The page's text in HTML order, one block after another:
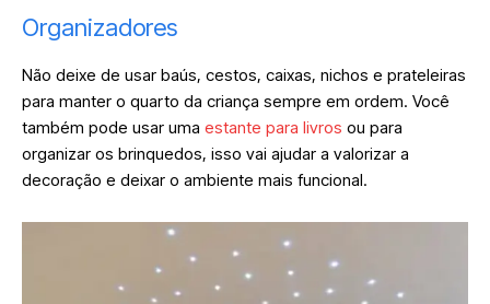
Organizadores
Não deixe de usar baús, cestos, caixas, nichos e prateleiras
para manter o quarto da criança sempre em ordem. Você
também pode usar uma estante para livros ou para
organizar os brinquedos, isso vai ajudar a valorizar a
decoração e deixar o ambiente mais funcional.